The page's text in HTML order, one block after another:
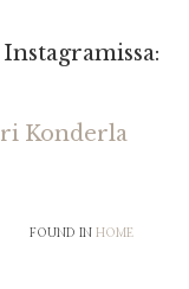
Konderla
FOUND IN HOME